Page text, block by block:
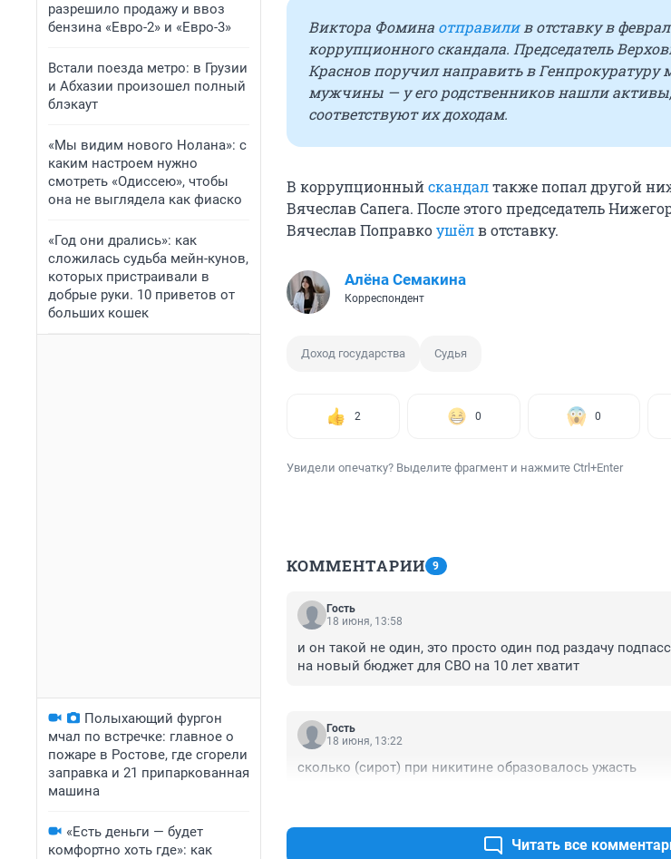
разрешило продажу и ввоз
бензина «Евро-2» и «Евро-3»
Встали поезда метро: в Грузии
и Абхазии произошел полный
блэкаут
«Мы видим нового Нолана»: с
каким настроем нужно
смотреть «Одиссею», чтобы
она не выглядела как фиаско
«Год они дрались»: как
сложилась судьба мейн-кунов,
которых пристраивали в
добрые руки. 10 приветов от
больших кошек
Полыхающий фургон
мчал по встречке: главное о
пожаре в Ростове, где сгорели
заправка и 21 припаркованная
машина
«Есть деньги — будет
комфортно хоть где»: как
Виктора Фомина отправилив отставку в
коррупционного скандала. Председатель
Краснов поручил направить в
мужчины — у его родственников нашли
соответствуют их доходам.
В коррупционныйскандалтакже попал другой
Вячеслав Сапега. После этого председатель
Вячеслав Поправкоушёлв отставку.
Алёна Семакина
Корреспондент
Доход государства Судья
2 0 0
Увидели опечатку? Выделите фрагмент и нажмите Ctrl+Enter
КОММЕНТАРИИ 9
Гость
18 июня, 13:58
и он такой не один, это просто один под раздачу
на новый бюджет для СВО на 10 лет хватит
Гость
18 июня, 13:22
сколько (сирот) при никитине образовалось ужасть
Читать все